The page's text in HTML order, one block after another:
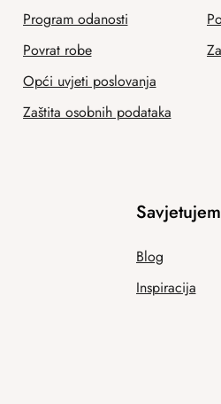
Program odanosti
Povrat robe
Opći uvjeti poslovanja
Zaštita osobnih podataka
Blog
Inspiracija